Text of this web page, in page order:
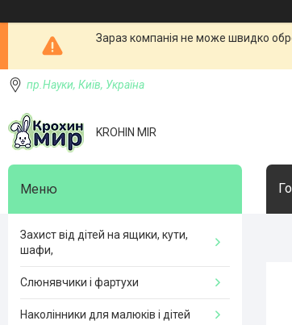
Зараз компанія не може швидко
пр.Науки, Київ, Україна
KROHIN MIR
Захист від дітей на ящики, кути,
шафи,
Слюнявчики і фартухи
Наколінники для малюків і дітей